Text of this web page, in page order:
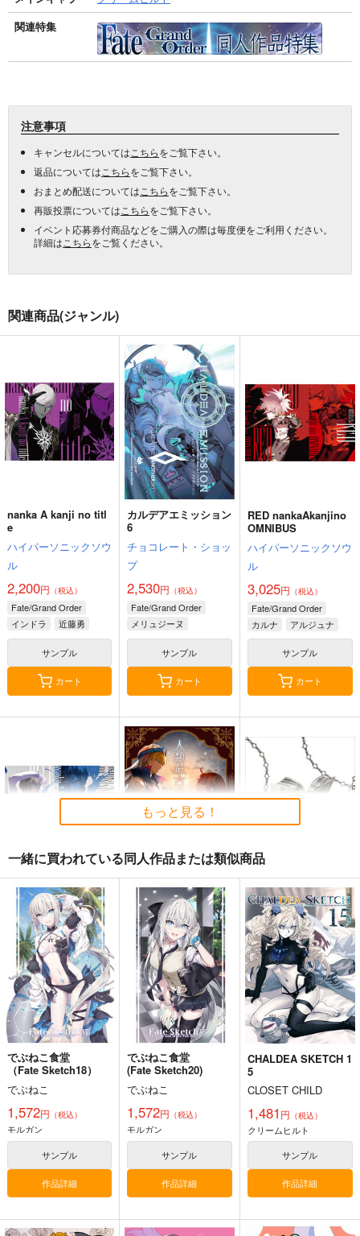
関連特集
注意事項
キャンセルについては こちらをご覧下さい。
返品については こちらをご覧下さい。
おまとめ配送については こちらをご覧下さい。
再販投票については こちらをご覧下さい。
イベント応募券付商品などをご購入の際は毎度便をご利用ください。
詳細は こちらをご覧ください。
関連商品(ジャンル)
nanka A kanji no titl
e
ハイパーソニックソウ
ル
2,200円 （税込）
Fate/Grand Order
インドラ
近藤勇
サンプル
カート
カルデアエミッション
6
チョコレート・ショッ
プ
2,530円 （税込）
Fate/Grand Order
メリュジーヌ
サンプル
カート
RED nankaAkanjino
OMNIBUS
ハイパーソニックソウ
ル
3,025円 （税込）
Fate/Grand Order
カルナ
アルジュナ
サンプル
カート
BLUE nankaAkanjin
oOMNIBUS
ハイパーソニックソウ
ル
3,025円（税込）
Fate/Grand Order
アルジュナ
カルナ
サンプル
カート
人類最古と人類最後 I
壱番地
2,860円（税込）
Fate/Grand Order
ギルガメッシュ〔キャスター〕×ぐだ子
サンプル
カート
Fate/Grand Order ma
terial XXI
TYPE-MOON
2,200円（税込）
Fate/Grand Order
サンプル
カート
もっと見る！
一緒に買われている同人作品または類似商品
でぶねこ食堂
（Fate Sketch18）
でぶねこ
1,572円 （税込）
モルガン
サンプル
作品詳細
でぶねこ食堂
(Fate Sketch20)
でぶねこ
1,572円 （税込）
モルガン
サンプル
作品詳細
CHALDEA SKETCH 1
5
CLOSET CHILD
1,481 円 （税込）
クリームヒルト
サンプル
作品詳細